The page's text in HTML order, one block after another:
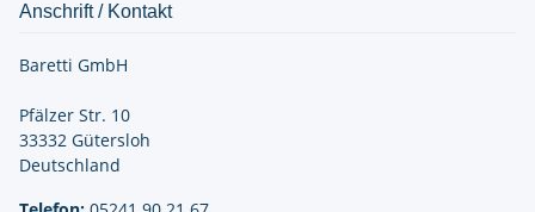
Anschrift / Kontakt
Baretti GmbH
Pfälzer Str. 10
33332 Gütersloh
Deutschland